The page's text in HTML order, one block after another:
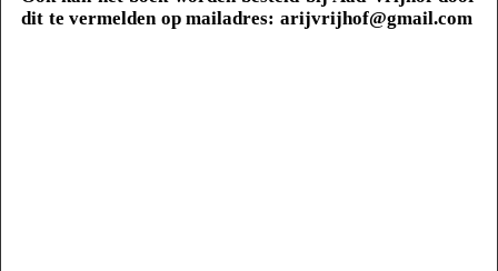
dit te vermelden op mailadres:arijvrijhof@gmail.com